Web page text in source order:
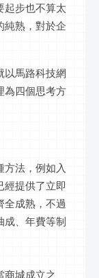
起步也不算太
純熟，對於企
以馬路科技網
為四個思考方
法，例如入
經提供了立即
全成熟，不過
成、年費等制
商城成立之